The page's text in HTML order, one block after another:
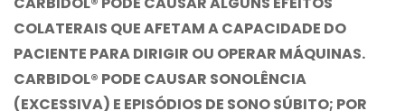
COLATERAIS QUE AFETAM A CAPACIDADE DO
PACIENTE PARA DIRIGIR OU OPERAR MÁQUINAS.
CARBIDOL® PODE CAUSAR SONOLÊNCIA
(EXCESSIVA) E EPISÓDIOS DE SONO SÚBITO; POR